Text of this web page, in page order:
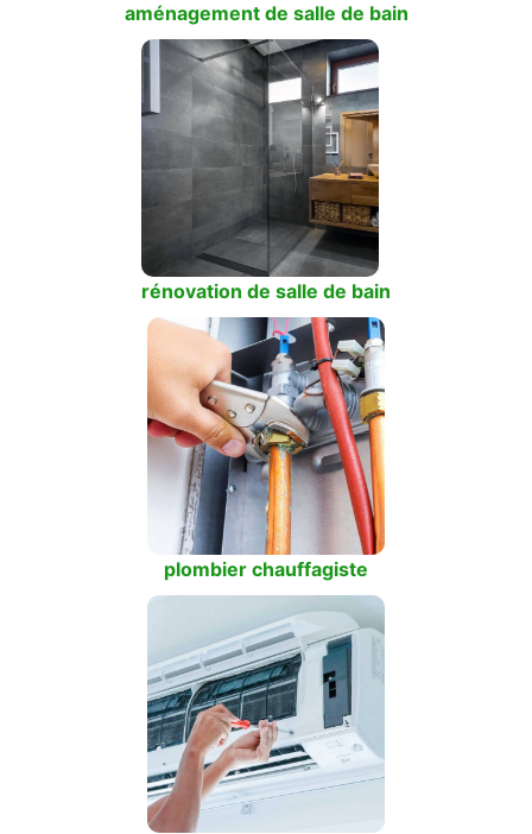
aménagement de salle de bain
rénovation de salle de bain
plombier chauffagiste